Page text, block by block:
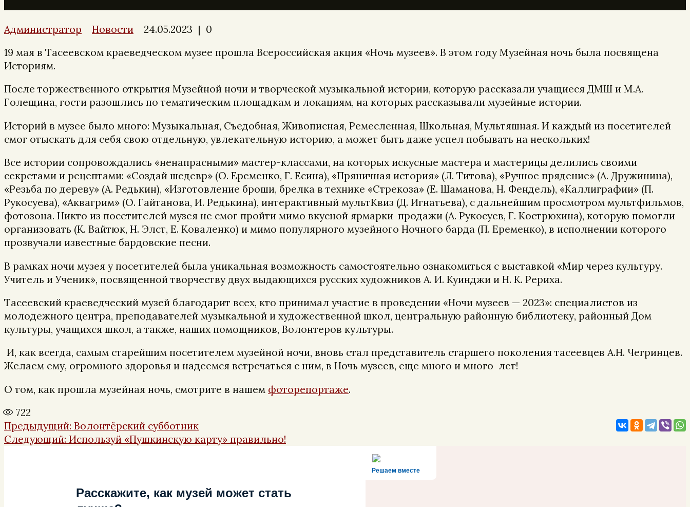
Администратор Новости 24.05.2023 | 0
19 мая в Тасеевском краеведческом музее прошла Всероссийская акция «Ночь музеев». В этом году Музейная ночь была посвящена
Историям.
После торжественного открытия Музейной ночи и творческой музыкальной истории, которую рассказали учащиеся ДМШ и М.А.
Голещина, гости разошлись по тематическим площадкам и локациям, на которых рассказывали музейные истории.
Историй в музее было много: Музыкальная, Съедобная, Живописная, Ремесленная, Школьная, Мультяшная. И каждый из посетителей
смог отыскать для себя свою отдельную, увлекательную историю, а может быть даже успел побывать на нескольких!
Все истории сопровождались «ненапрасными» мастер-классами, на которых искусные мастера и мастерицы делились своими
секретами и рецептами: «Создай шедевр» (О. Еременко, Г. Есина), «Пряничная история» (Л. Титова), «Ручное прядение» (А. Дружинина),
«Резьба по дереву» (А. Редькин), «Изготовление броши, брелка в технике «Стрекоза» (Е. Шаманова, Н. Фендель), «Каллиграфии» (П.
Рукосуева), «Аквагрим» (О. Гайтанова, И. Редькина), интерактивный мультКвиз (Д. Игнатьева), с дальнейшим просмотром мультфильмов,
фотозона. Никто из посетителей музея не смог пройти мимо вкусной ярмарки-продажи (А. Рукосуев, Г. Кострюхина), которую помогли
организовать (К. Вайтюк, Н. Элст, Е. Коваленко) и мимо популярного музейного Ночного барда (П. Еременко), в исполнении которого
прозвучали известные бардовские песни.
В рамках ночи музея у посетителей была уникальная возможность самостоятельно ознакомиться с выставкой «Мир через культуру.
Учитель и Ученик», посвященной творчеству двух выдающихся русских художников А. И. Куинджи и Н. К. Рериха.
Тасеевский краеведческий музей благодарит всех, кто принимал участие в проведении «Ночи музеев — 2023»: специалистов из
молодежного центра, преподавателей музыкальной и художественной школ, центральную районную библиотеку, районный Дом
культуры, учащихся школ, а также, наших помощников, Волонтеров культуры.
И, как всегда, самым старейшим посетителем музейной ночи, вновь стал представитель старшего поколения тасеевцев А.Н. Чегринцев.
Желаем ему, огромного здоровья и надеемся встречаться с ним, в Ночь музеев, еще много и много лет!
О том, как прошла музейная ночь, смотрите в нашем фоторепортаже.
722
Навигация
по
записям
Предыдущий: Предыдущая
запись:
Волонтёрский субботник
Следующий: Следующая
Используй «Пушкинскую карту» правильно!
Решаем вместе
Расскажите, как музей может стать